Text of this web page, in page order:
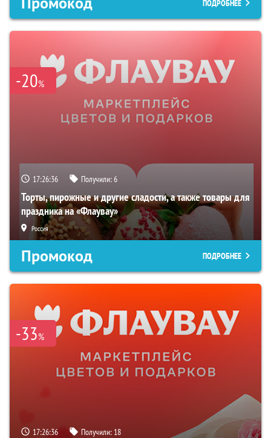
ПОДРОБНЕЕ
-20%
17:26:35 Получили:6
Торты, пирожные и другие сладости, а также товары для
праздника на «Флаувау»
Россия
Промокод ПОДРОБНЕЕ
-33%
17:26:35 Получили: 18